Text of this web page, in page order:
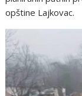
opštine Lajkovac.